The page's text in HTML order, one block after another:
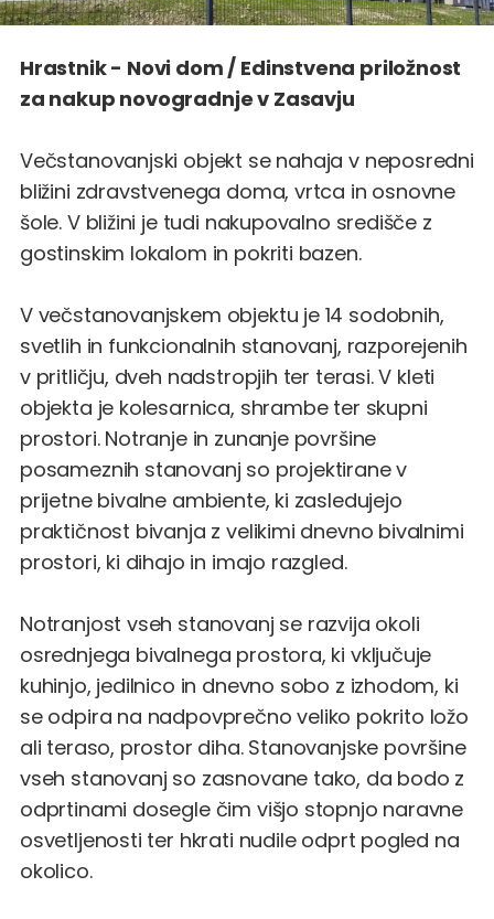
Hrastnik - Novi dom / Edinstvena priložnost
za nakup novogradnje v Zasavju
Večstanovanjski objekt se nahaja v neposredni
bližini zdravstvenega doma, vrtca in osnovne
šole. V bližini je tudi nakupovalno središče z
gostinskim lokalom in pokriti bazen.
V večstanovanjskem objektu je 14 sodobnih,
svetlih in funkcionalnih stanovanj, razporejenih
v pritličju, dveh nadstropjih ter terasi. V kleti
objekta je kolesarnica, shrambe ter skupni
prostori. Notranje in zunanje površine
posameznih stanovanj so projektirane v
prijetne bivalne ambiente, ki zasledujejo
praktičnost bivanja z velikimi dnevno bivalnimi
prostori, ki dihajo in imajo razgled.
Notranjost vseh stanovanj se razvija okoli
osrednjega bivalnega prostora, ki vključuje
kuhinjo, jedilnico in dnevno sobo z izhodom, ki
se odpira na nadpovprečno veliko pokrito ložo
ali teraso, prostor diha. Stanovanjske površine
vseh stanovanj so zasnovane tako, da bodo z
odprtinami dosegle čim višjo stopnjo naravne
osvetljenosti ter hkrati nudile odprt pogled na
okolico.